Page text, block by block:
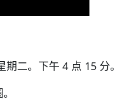
二。下午 4 点 15 分。